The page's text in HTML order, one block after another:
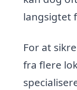
langsigtet
For at
fra flere